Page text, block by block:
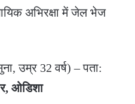
अभिरक्षा में जेल भेज
उम्र 32 वर्ष) – पता:
ओडिशा